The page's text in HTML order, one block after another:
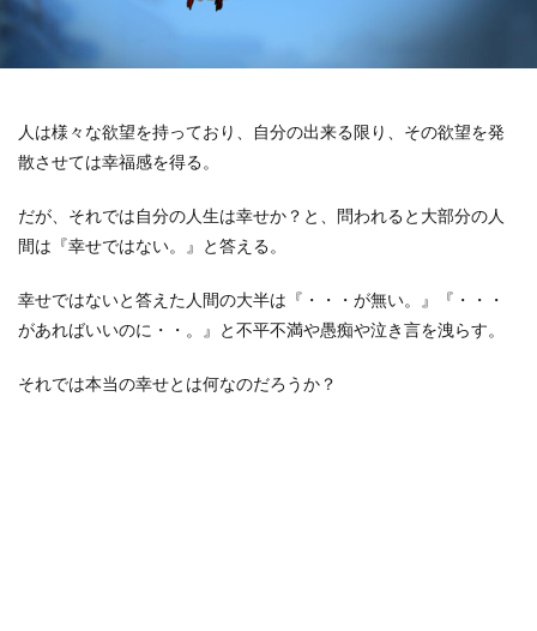
人は様々な欲望を持っており、自分の出来る限り、その欲望を発
散させては幸福感を得る。
だが、それでは自分の人生は幸せか？と、問われると大部分の人
間は『幸せではない。』と答える。
幸せではないと答えた人間の大半は『・・・が無い。』『・・・
があればいいのに・・。』と不平不満や愚痴や泣き言を洩らす。
それでは本当の幸せとは何なのだろうか？